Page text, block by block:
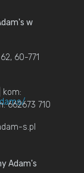
w
60-771
kom:
662673 710
s.pl
Adam's